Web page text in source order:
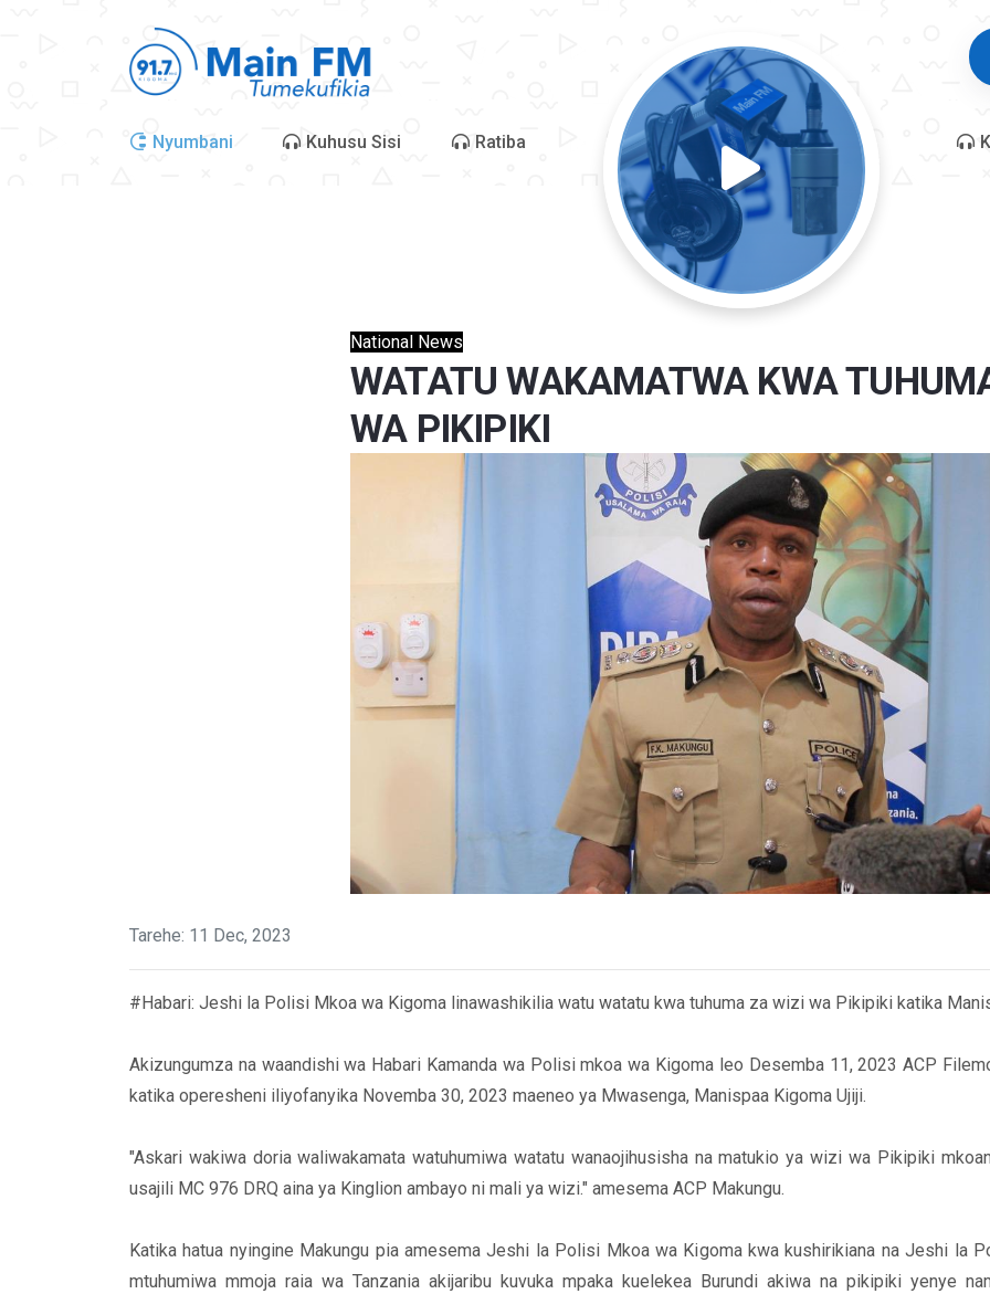
Nyumbani Kuhusu Sisi Ratiba
National News
WATATU WAKAMATWA KWA
WA PIKIPIKI
Tarehe: 11 Dec, 2023
#Habari: Jeshi la Polisi Mkoa wa Kigoma linawashikilia watu watatu kwa tuhuma za wizi wa Pikipiki katika
Akizungumza na waandishi wa Habari Kamanda wa Polisi mkoa wa Kigoma leo Desemba 11, 2023 ACP
katika operesheni iliyofanyika Novemba 30, 2023 maeneo ya Mwasenga, Manispaa Kigoma Ujiji.
"Askari wakiwa doria waliwakamata watuhumiwa watatu wanaojihusisha na matukio ya wizi wa Pikipiki
usajili MC 976 DRQ aina ya Kinglion ambayo ni mali ya wizi." amesema ACP Makungu.
Katika hatua nyingine Makungu pia amesema Jeshi la Polisi Mkoa wa Kigoma kwa kushirikiana na Jeshi la
mtuhumiwa mmoja raia wa Tanzania akijaribu kuvuka mpaka kuelekea Burundi akiwa na pikipiki yenye